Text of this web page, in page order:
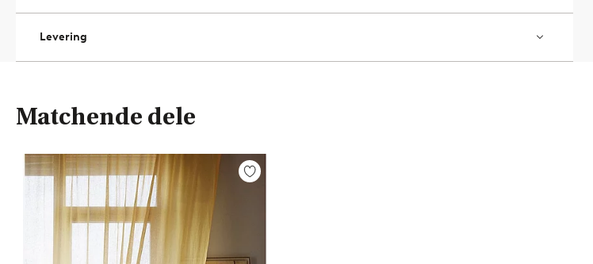
Levering
Matchende dele
Tilføj